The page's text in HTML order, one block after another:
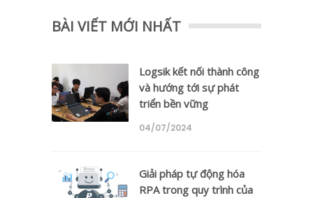
BÀI VIẾT MỚI NHẤT
Logsik kết nối thành công
và hướng tới sự phát
triển bền vững
04/07/2024
Giải pháp tự động hóa
RPA trong quy trình của